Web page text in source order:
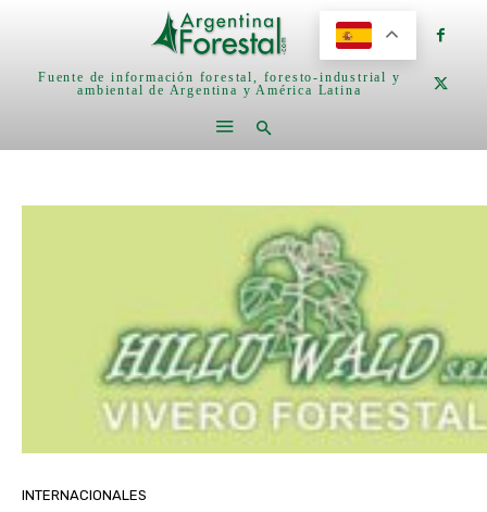
Fuente de información forestal, foresto-industrial y
ambiental de Argentina y América Latina
INTERNACIONALES